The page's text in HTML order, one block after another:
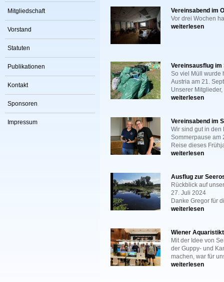
Mitgliedschaft
Vorstand
Statuten
Publikationen
Kontakt
Sponsoren
Impressum
Vereinsabend im
Vor drei Wochen
weiterlesen
Vereinsausflug im
So viel Müll wurde
Austria am 21.
Unserer Mitglieder,
weiterlesen
Vereinsabend im
Wir sind gut in den
Sommerpause am
Reise dieses
weiterlesen
Ausflug zur
Rückblick auf
27. Juli 2024
Danke Gregor für
weiterlesen
Wiener
Mit der Idee von
der Guppy- und
machen, war für
weiterlesen